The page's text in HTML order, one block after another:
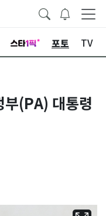
포토 TV
부(PA) 대통령